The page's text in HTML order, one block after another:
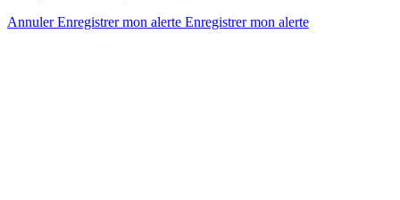
AnnulerEnregistrer mon alerte Enregistrermon alerte